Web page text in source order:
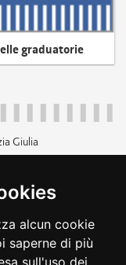
alcun cookie
saperne di più
sull'uso dei
graduatorie
Giulia
dichiarazione di